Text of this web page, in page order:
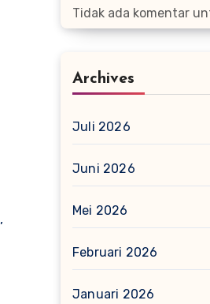
Tidak ada komentar
Archives
Juli 2026
Juni 2026
Mei 2026
Februari 2026
Januari 2026